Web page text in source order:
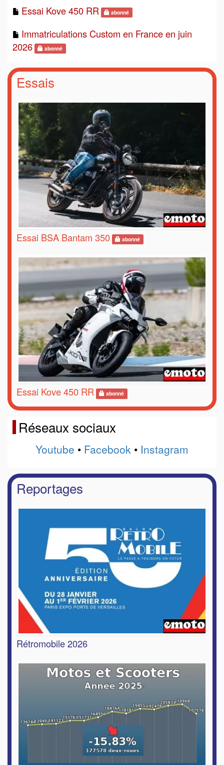
Essai Kove 450 RR abonné
Immatriculations Custom en France en juin
2026
abonné
Essais
Essai BSA Bantam 350 abonné
Essai Kove 450 RR abonné
Réseaux sociaux
Youtube • Facebook • Instagram
Reportages
Rétromobile 2026